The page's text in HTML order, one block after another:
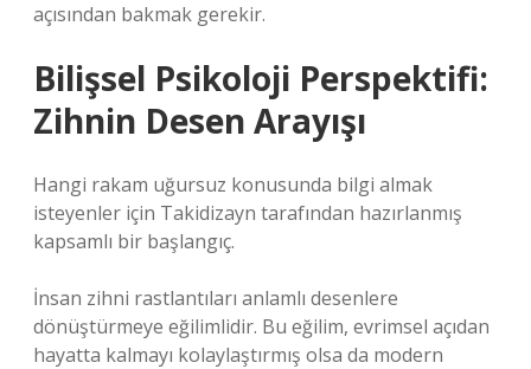
açısından bakmak gerekir.
Bilişsel Psikoloji Perspektifi:
Zihnin Desen Arayışı
Hangi rakam uğursuz konusunda bilgi almak
isteyenler için Takidizayn tarafından hazırlanmış
kapsamlı bir başlangıç.
İnsan zihni rastlantıları anlamlı desenlere
dönüştürmeye eğilimlidir. Bu eğilim, evrimsel açıdan
hayatta kalmayı kolaylaştırmış olsa da modern